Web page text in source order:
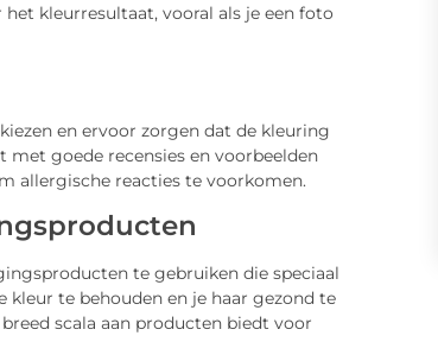
kleurresultaat, vooral als je een foto
en ervoor zorgen dat de kleuring
goede recensies en voorbeelden
allergische reacties te voorkomen.
te gebruiken die speciaal
te behouden en je haar gezond te
scala aan producten biedt voor